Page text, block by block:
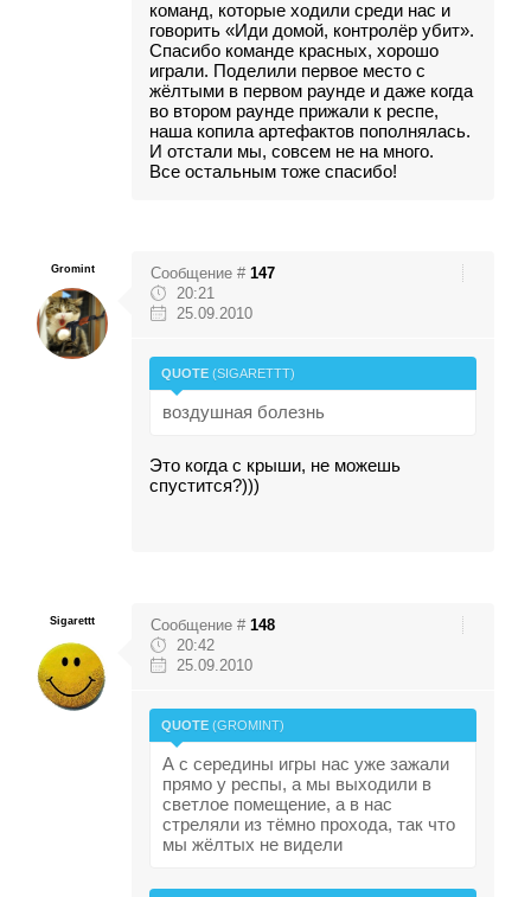
команд, которые ходили среди нас и
говорить «Иди домой, контролёр убит».
Спасибо команде красных, хорошо
играли. Поделили первое место с
жёлтыми в первом раунде и даже когда
во втором раунде прижали к респе,
наша копила артефактов пополнялась.
И отстали мы, совсем не на много.
Все остальным тоже спасибо!
Gromint Сообщение # 147
20:21
25.09.2010
QUOTE (SIGARETTT)
воздушная болезнь
Это когда с крыши, не можешь
спустится?)))
Sigarettt Сообщение # 148
20:42
25.09.2010
QUOTE (GROMINT)
А с середины игры нас уже зажали
прямо у респы, а мы выходили в
светлое помещение, а в нас
стреляли из тёмно прохода, так что
мы жёлтых не видели